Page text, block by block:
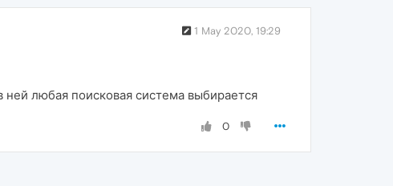
1 May 2020, 19:29
любая поисковая система выбирается
0